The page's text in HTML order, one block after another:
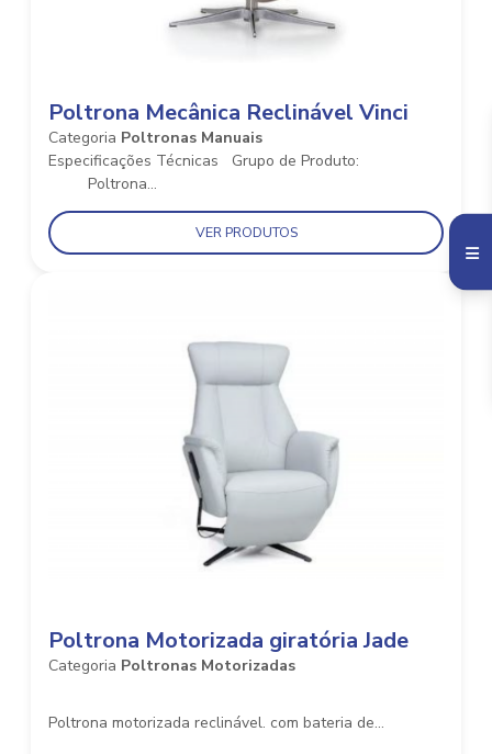
Poltrona Mecânica Reclinável Vinci
Categoria Poltronas Manuais
Especificações Técnicas Grupo de Produto:
Poltrona...
VER PRODUTOS
Poltrona Motorizada giratória Jade
Categoria Poltronas Motorizadas
Poltrona motorizada reclinável. com bateria de...